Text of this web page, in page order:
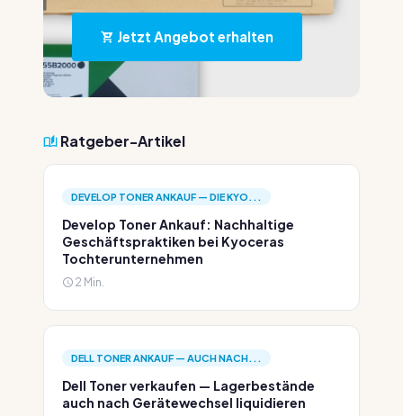
Jetzt Angebot erhalten
Ratgeber-Artikel
DEVELOP TONER ANKAUF — DIE KYO...
Develop Toner Ankauf: Nachhaltige
Geschäftspraktiken bei Kyoceras
Tochterunternehmen
2 Min.
DELL TONER ANKAUF — AUCH NACH...
Dell Toner verkaufen — Lagerbestände
auch nach Gerätewechsel liquidieren